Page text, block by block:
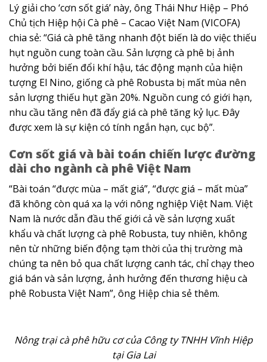
Lý giải cho ‘cơn sốt giá’ này, ông Thái Như Hiệp – Phó
Chủ tịch Hiệp hội Cà phê – Cacao Việt Nam (VICOFA)
chia sẻ: “Giá cà phê tăng nhanh đột biến là do việc thiếu
hụt nguồn cung toàn cầu. Sản lượng cà phê bị ảnh
hưởng bởi biến đổi khí hậu, tác động mạnh của hiện
tượng El Nino, giống cà phê Robusta bị mất mùa nên
sản lượng thiếu hụt gần 20%. Nguồn cung có giới hạn,
nhu cầu tăng nên đã đẩy giá cà phê tăng kỷ lục. Đây
được xem là sự kiện có tính ngắn hạn, cục bộ”.
Cơn sốt giá và bài toán chiến lược đường
dài cho ngành cà phê Việt Nam
“Bài toán “được mùa – mất giá”, “được giá – mất mùa”
đã không còn quá xa lạ với nông nghiệp Việt Nam. Việt
Nam là nước dẫn đầu thế giới cả về sản lượng xuất
khẩu và chất lượng cà phê Robusta, tuy nhiên, không
nên từ những biến động tạm thời của thị trường mà
chúng ta nên bỏ qua chất lượng canh tác, chỉ chạy theo
giá bán và sản lượng, ảnh hưởng đến thương hiệu cà
phê Robusta Việt Nam”, ông Hiệp chia sẻ thêm.
Nông trại cà phê hữu cơ của Công ty TNHH Vĩnh Hiệp
tại Gia Lai